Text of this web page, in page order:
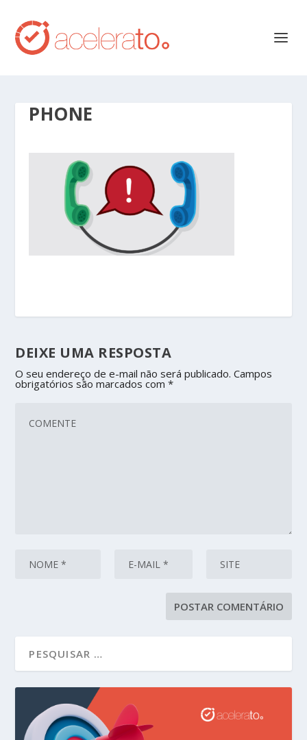
PHONE
DEIXE UMA RESPOSTA
O seu endereço de e-mail não será publicado. Campos
obrigatórios são marcados com*